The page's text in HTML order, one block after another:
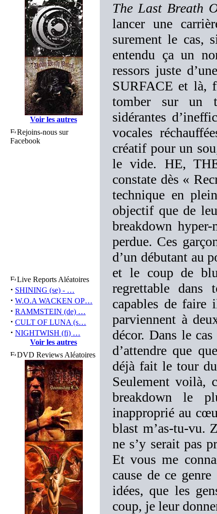
Voir les autres
Rejoins-nous sur
Facebook
Live Reports Aléatoires
· SHINING (se) - …
· W.O.A WACKEN OP…
· RAMMSTEIN (de) …
· CULT OF LUNA (s…
· NIGHTWISH (fi) …
Voir les autres
DVD Reviews Aléatoires
The Last Breath
lancer une
surement le cas,
entendu ça un
ressors juste
SURFACE et là,
tomber sur un
sidérantes
vocales
créatif pour un
le vide. HE,
constate dès «
technique en
objectif que de
breakdown
perdue. Ces
d’un débutant au
et le coup de
regrettable dans
capables de faire
parviennent à
décor. Dans le
d’attendre que
déjà fait le tour
Seulement voilà,
breakdown le
inapproprié au
blast m’as-tu-vu.
ne s’y serait pas
Et vous me
cause de ce
idées, que les
coup, je leur